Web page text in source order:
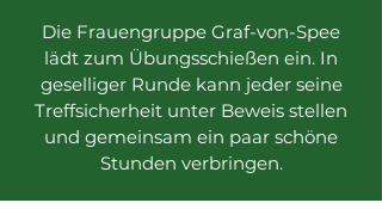
Die Frauengruppe Graf-von-Spee
lädt zum Übungsschießen ein. In
geselliger Runde kann jeder seine
Treffsicherheit unter Beweis stellen
und gemeinsam ein paar schöne
Stunden verbringen.